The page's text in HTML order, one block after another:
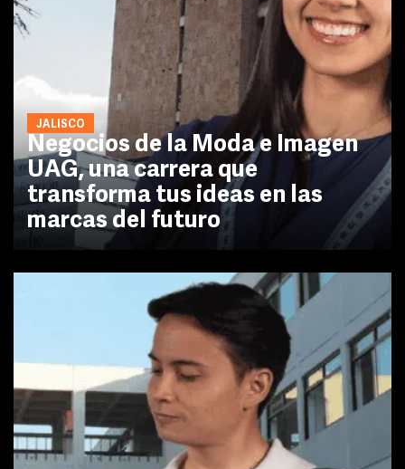
JALISCO
Negocios de la Moda e Imagen
UAG, una carrera que
transforma tus ideas en las
marcas del futuro